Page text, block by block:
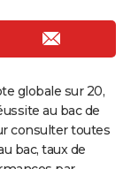
globale sur 20,
au bac de
consulter toutes
bac, taux de